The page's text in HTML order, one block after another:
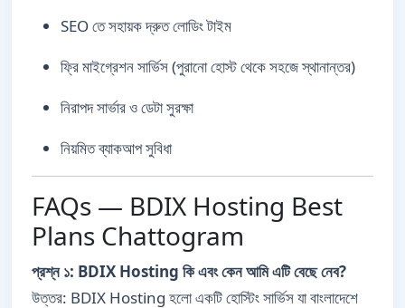
SEO তে সহায়ক দ্রুত লোডিং টাইম
ফ্রি মাইগ্রেশন সার্ভিস (পুরানো হোস্ট থেকে সহজে স্থানান্তর)
নিরাপদ সার্ভার ও ডেটা সুরক্ষা
নিয়মিত ব্যাকআপ সুবিধা
FAQs — BDIX Hosting Best
Plans Chattogram
প্রশ্ন ১: BDIX Hosting কি এবং কেন আমি এটি বেছে নেব?
উত্তর: BDIX Hosting হলো একটি হোস্টিং সার্ভিস যা বাংলাদেশে